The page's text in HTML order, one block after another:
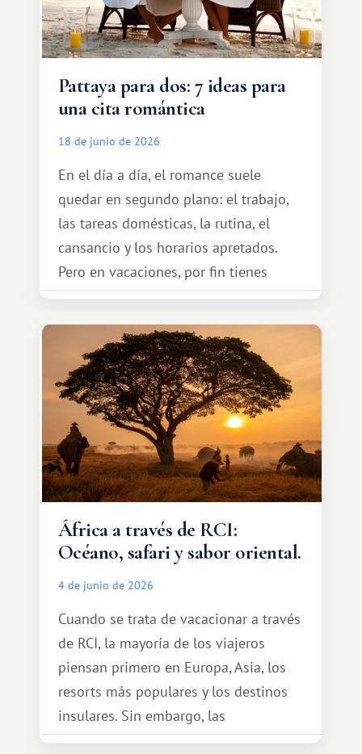
Pattaya para dos: 7 ideas para
una cita romántica
18 de junio de 2026
En el día a día, el romance suele
quedar en segundo plano: el trabajo,
las tareas domésticas, la rutina, el
cansancio y los horarios apretados.
Pero en vacaciones, por fin tienes
espacio para dos y ganas de hacer algo
especial por tu pareja. No tiene por
qué ser algo grandioso, pero sí algo
cálido y memorable.
África a través de RCI:
Océano, safari y sabor oriental.
4 de junio de 2026
Cuando se trata de vacacionar a través
de RCI, la mayoría de los viajeros
piensan primero en Europa, Asia, los
resorts más populares y los destinos
insulares. Sin embargo, las
oportunidades que ofrece el sistema